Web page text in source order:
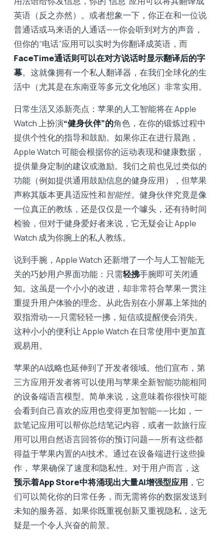
英语（反之亦然）。或者想象一下，你正在和一位说
普通话或马来语的人通话——你会听到对方的声音，
但你的“电话”应用可以实时为你翻译成英语，而
FaceTime通话则可以在对方说话时显示翻译后的字
幕。这就像拥有一个私人翻译器，在我们全球化的生
活中（尤其是在东南亚等多元文化地区）非常实用。
日常生活又添新亮点：苹果的人工智能将在 Apple
Watch 上扮演“健身伙伴”的角色，在你的锻炼过程中
提供个性化的指导和鼓励。如果你正在进行晨跑，
Apple Watch 可能会根据你的运动表现和健康数据，
提供量身定制的建议或激励。我们之前也见过类似的
功能（例如提供通用鼓励信息的健身应用），但苹果
声称其版本更具适应性和智能性。健身伙伴究竟是像
一位真正的教练，还是仅仅是一个噱头，还有待时间
检验，但对于健身爱好者来说，它无疑会让 Apple
Watch 成为你腕上的私人教练。
说到手腕，Apple Watch 还新增了一个与人工智能无
关的巧妙用户界面功能：只需轻拂手腕即可关闭通
知。这虽是一个小小的改进，却非常符合苹果一贯注
重提升用户体验的理念。从此告别在小屏幕上笨拙的
双指滑动——只需轻轻一拂，短信或提醒便会消失。
这种小小的便利让 Apple Watch 在日常使用中更加直
观易用。
苹果的AI战略也延伸到了开发者领域。他们宣布，第
三方应用开​​发者将可以使用与苹果全新智能功能相同
的设备端语言模型。简单来说，这意味着你很快可能
会看到自己喜欢的应用也变得更加智能——比如，一
款笔记应用可以帮你总结笔记内容，或者一款旅行应
用可以用自然语言回答你的预订问题——所有这些都
得益于苹果内置的AI技术。通过在设备端进行这些操
作， 苹果确保了速度和隐私性。对于用户而言，这
预示着App Store中将涌现出大量AI增强型应用 ，它
们可以简化你的日常任务，而无需将你的数据发送到
未知的服务器。如果你既重视创新又重视隐私，这无
疑是一个令人兴奋的前景。